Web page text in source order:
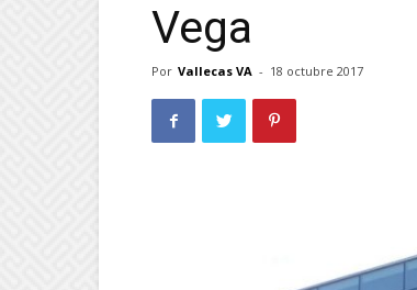
Vega
Por Vallecas VA - 18 octubre 2017